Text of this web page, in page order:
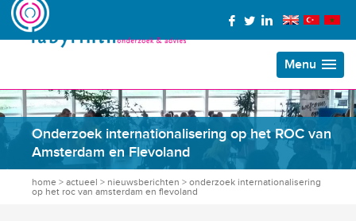
Menu
Onderzoek internationalisering op het ROC van
Amsterdam en Flevoland
home > actueel > nieuwsberichten > onderzoek internationalisering
op het roc van amsterdam en flevoland